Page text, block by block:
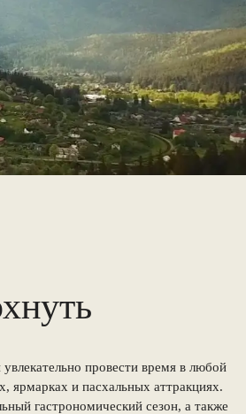
провести время в любой
ярмарках и пасхальных аттракциях.
гастрономический сезон, а также